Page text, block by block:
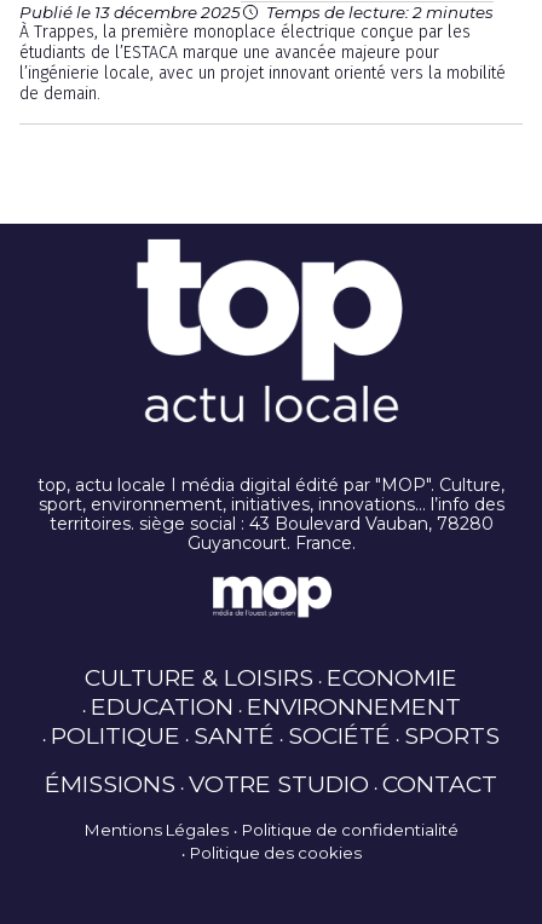
Publié le 13 décembre 2025 Temps de lecture: 2 minutes
À Trappes, la première monoplace électrique conçue par les
étudiants de l’ESTACA marque une avancée majeure pour
l’ingénierie locale, avec un projet innovant orienté vers la mobilité
de demain.
top, actu locale I média digital édité par "MOP". Culture,
sport, environnement, initiatives, innovations… l’info des
territoires. siège social : 43 Boulevard Vauban, 78280
Guyancourt. France.
CULTURE & LOISIRS ECONOMIE
EDUCATION ENVIRONNEMENT
POLITIQUE SANTÉ SOCIÉTÉ SPORTS
ÉMISSIONS VOTRE STUDIO CONTACT
Mentions Légales
Politique de confidentialité
Politique des cookies